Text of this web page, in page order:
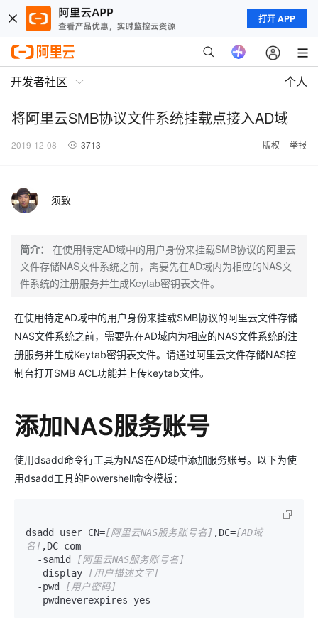
打开 APP
开发者社区 个人
将阿里云SMB协议文件系统挂载点接入AD域
2019-12-08 3713 版权 举报
须致
简介：
在使用特定AD域中的用户身份来挂载SMB协议的阿里云
文件存储NAS文件系统之前，需要先在AD域内为相应的NAS文
件系统的注册服务并生成Keytab密钥表文件。
在使用特定AD域中的用户身份来挂载SMB协议的阿里云文件存储
NAS文件系统之前，需要先在AD域内为相应的NAS文件系统的注
册服务并生成Keytab密钥表文件。请通过阿里云文件存储NAS控
制台打开SMB ACL功能并上传keytab文件。
添加NAS服务账号
使用dsadd命令行工具为NAS在AD域中添加服务账号。以下为使
用dsadd工具的Powershell命令模板：
dsadd user CN=[阿里云NAS服务账号名] ,DC=[AD域
名] ,DC=com
  -samid
[阿里云NAS服务账号名]
  -display
[用户描述文字]
  -pwd
[用户密码]